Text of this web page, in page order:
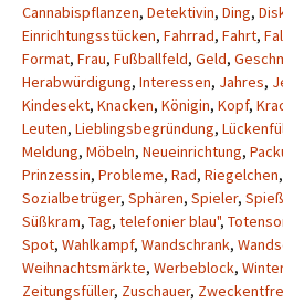
Cannabispflanzen, Detektivin, Ding,
Einrichtungsstücken, Fahrrad, Fahrt,
Format, Frau, Fußballfeld, Geld,
Herabwürdigung, Interessen, Jahres,
Kindesekt, Knacken, Königin, Kopf,
Leuten, Lieblingsbegründung,
Meldung, Möbeln, Neueinrichtung,
Prinzessin, Probleme, Rad, Riegelchen,
Sozialbetrüger, Sphären, Spieler,
Süßkram, Tag, telefonier blau",
Spot, Wahlkampf, Wandschrank,
Weihnachtsmärkte, Werbeblock, Winter
Zeitungsfüller, Zuschauer,